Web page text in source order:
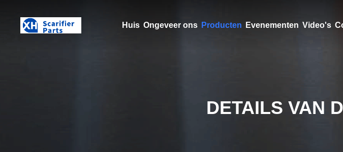
Huis Ongeveer ons Producten Evenementen Video's
DETAILS VAN